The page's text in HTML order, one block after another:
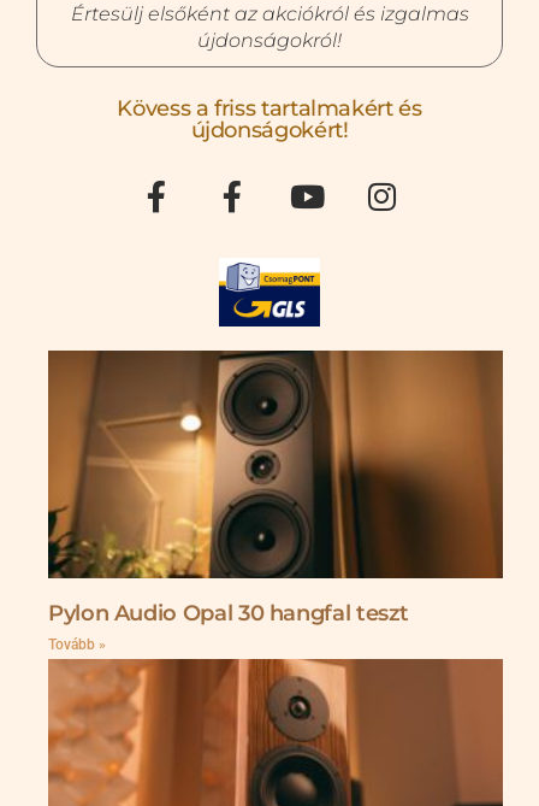
Értesülj elsőként az akciókról és izgalmas
újdonságokról!
Kövess a friss tartalmakért és
újdonságokért!
Pylon Audio Opal 30 hangfal teszt
Tovább »